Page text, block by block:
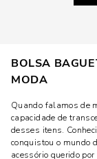
BOLSA
MODA
Quando falamos de
capacidade de
desses itens.
conquistou o mundo
acessório querido